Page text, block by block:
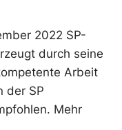
2022 SP-
durch seine
Arbeit
der SP
Mehr